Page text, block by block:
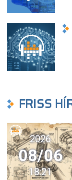
FRISS
2026
08/06
18:21